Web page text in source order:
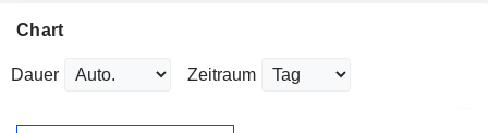
Chart
Dauer Zeitraum